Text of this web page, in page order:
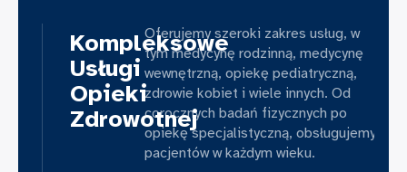
Kompleksowe
Usługi
Opieki
Zdrowotnej
Oferujemy szeroki zakres usług, w
tym medycynę rodzinną, medycynę
wewnętrzną, opiekę pediatryczną,
zdrowie kobiet i wiele innych. Od
corocznych badań fizycznych po
opiekę specjalistyczną, obsługujemy
pacjentów w każdym wieku.